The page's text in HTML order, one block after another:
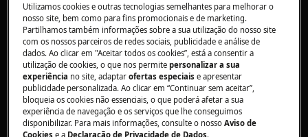
Aplica-se a:
Ar condicionado portátil
Resolução:
1. Entre em contato com o Centro de serviço
Utilizamos cookies e outras tecnologias semelhantes para melhorar o
nosso site, bem como para fins promocionais e de marketing.
Partilhamos também informações sobre a sua utilização do nosso site
com os nossos parceiros de redes sociais, publicidade e análise de
dados. Ao clicar em "Aceitar todos os cookies”, está a consentir a
utilização de cookies, o que nos permitepersonalizar a sua
experiência no site, adaptarofertas especiaise apresentar
publicidade personalizada. Ao clicar em “Continuar sem aceitar”,
bloqueia os cookies não essenciais, o que poderá afetar a sua
experiência de navegação e os serviços que lhe conseguimos
disponibilizar. Para mais informações, consulte o nossoAviso de
Cookies e a Declaração de Privacidade de Dados.